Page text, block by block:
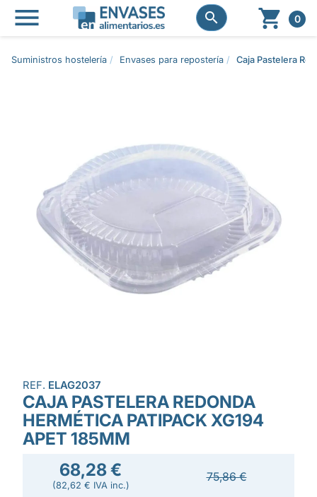
 
  0
Suministros hostelería Envases para repostería Caja Pastelera
REF. ELAG2037
CAJA PASTELERA REDONDA
HERMÉTICA PATIPACK XG194
APET 185MM
68,28 €
(82,62 € IVA inc.)
75,86 €